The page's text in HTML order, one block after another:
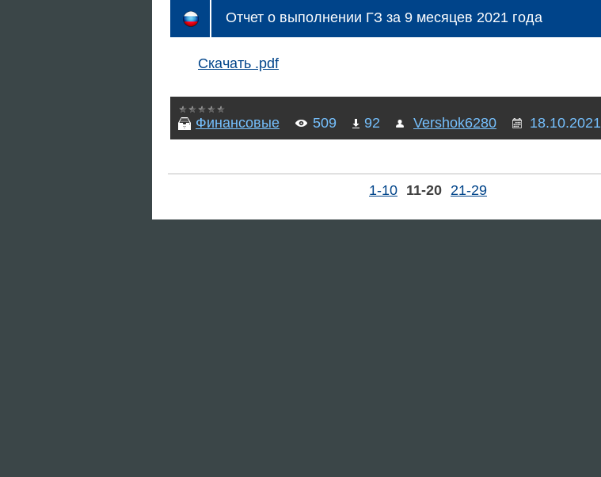
Отчет о выполнении ГЗ за 9 месяцев 2021 года
Скачать .pdf
Финансовые 509 92 Vershok6280 18.10.2021
1-10 11-20 21-29